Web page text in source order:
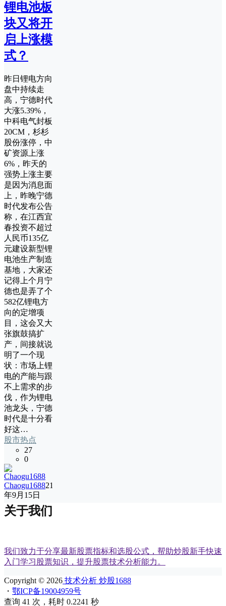
锂电池板
块又将开
启上涨模
式？
昨日锂电方向
盘中持续走
高，宁德时代
大涨5.39%，
中科电气封板
20CM，杉杉
股份涨停，中
矿资源上涨
6%，昨天的
强势上涨主要
是因为消息面
上，昨晚宁德
时代发布公告
称，在江西宜
春投资不超过
人民币135亿
元建设新型锂
电池生产制造
基地，大家还
记得上个月宁
德也是弄了个
582亿锂电方
向的定增项
目，这会又大
张旗鼓搞扩
产，间接就说
明了一个现
状：市场上锂
电的产能与跟
不上需求的步
伐，作为锂电
池龙头，宁德
时代是十分看
好这…
股市热点
27
0
Chaogu168821
年9月15日
关于我们
我们致力于分享最新股票指标和选股公式，帮助炒股新手快速
入门学习股票知识，提升股票技术分析能力。
Copyright © 2026 技术分析 炒股1688
・ 鄂ICP备19004959号
查询 41 次，耗时 0.2241 秒